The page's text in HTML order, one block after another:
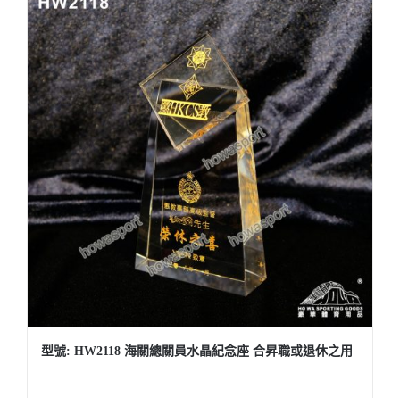
型號: HW2118 海關總關員水晶紀念座 合昇職或退休之用